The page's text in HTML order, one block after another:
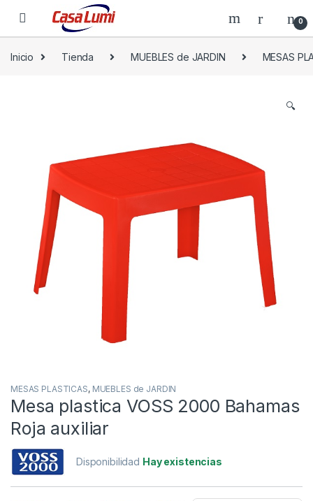
0
Inicio Tienda MUEBLES de JARDIN MESAS
🔍
MESAS PLASTICAS, MUEBLES de JARDIN
Mesa plastica VOSS 2000 Bahamas
Roja auxiliar
Disponibilidad Hay existencias